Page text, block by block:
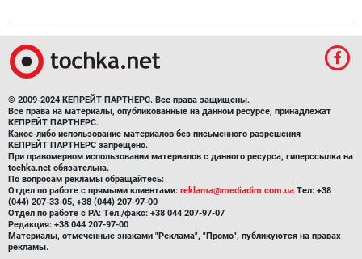
© 2009-2024 КЕПРЕЙТ ПАРТНЕРС. Все права защищены.
Все права на материалы, опубликованные на данном ресурсе, принадлежат
КЕПРЕЙТ ПАРТНЕРС.
Какое-либо использование материалов без письменного разрешения
КЕПРЕЙТ ПАРТНЕРС запрещено.
При правомерном использовании материалов с данного ресурса, гиперссылка на
tochka.net обязательна.
По вопросам рекламы обращайтесь:
Отдел по работе с прямыми клиентами: reklama@mediadim.com.ua Тел: +38
(044) 207-33-05, +38 (044) 207-97-00
Отдел по работе с РА: Тел./факс: +38 044 207-97-07
Редакция: +38 044 207-97-00
Материалы, отмеченные знаками "Реклама", "Промо", публикуются на правах
рекламы.